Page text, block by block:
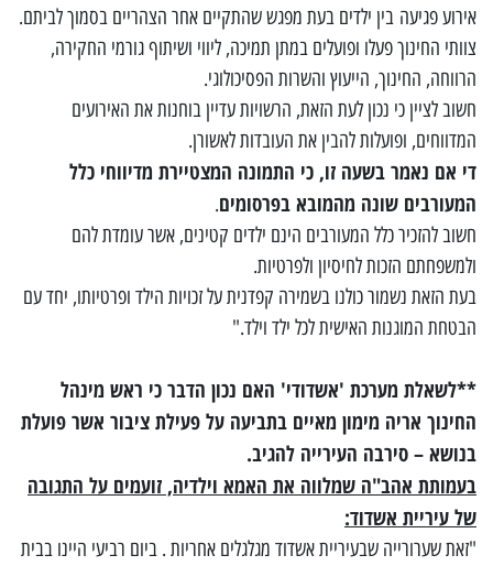
אירוע פגיעה בין ילדים בעת מפגש שהתקיים אחר הצהריים בסמוך לביתם.
צוותי החינוך פעלו ופועלים במתן תמיכה, ליווי ושיתוף גורמי החקירה,
הרווחה, החינוך, הייעוץ והשרות הפסיכולוגי.
חשוב לציין כי נכון לעת הזאת, הרשויות עדיין בוחנות את האירועים
המדווחים, ופועלות להבין את העובדות לאשורן.
די אם נאמר בשעה זו, כי התמונה המצטיירת מדיווחי כלל
המעורבים שונה מהמובא בפרסומים.
חשוב להזכיר כלל המעורבים הינם ילדים קטינים, אשר עומדת להם
ולמשפחתם הזכות לחיסיון ולפרטיות.
בעת הזאת נשמור כולנו בשמירה קפדנית על זכויות הילד ופרטיותו, יחד עם
הבטחת המוגנות האישית לכל ילד וילד."
**לשאלת מערכת 'אשדודי' האם נכון הדבר כי ראש מינהל
החינוך אריה מימון מאיים בתביעה על פעילת ציבור אשר פועלת
בנושא – סירבה העירייה להגיב.
בעמותת אהב"ה שמלווה את האמא וילדיה, זועמים על התגובה
של עיריית אשדוד:
"זאת שערורייה שבעיריית אשדוד מגלגלים אחריות . ביום רביעי היינו בבית